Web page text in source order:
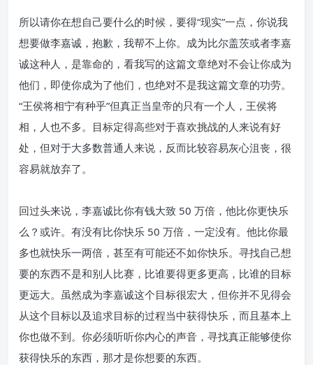
所以请你在想自己要什么的时候，要得“现实”一点，你说我
想要做李嘉诚，抱歉，我帮不上你。成为比尔盖茨或者李嘉
诚这种人，是靠命的，看我写的这篇文章绝对不会让你成为
他们，即使你成为了他们，也绝对不是我这篇文章的功劳。
“王侯将相宁有种乎”但真正当皇帝的只有一个人，王侯将
相，人也不多。目标定得高些对于喜欢挑战的人来说有好
处，但对于大多数普通人来说，反而比较容易灰心沮丧，很
容易就放弃了。
回过头来说，李嘉诚比你有钱大致 50 万倍，他比你更快乐
么？或许。有没有比你快乐 50 万倍，一定没有。他比你最
多也就快乐一两倍，甚至有可能还不如你快乐。寻找自己想
要的东西不是和别人比赛，比谁要得更多更高，比谁的目标
更远大。虽然成为李嘉诚这个目标很宏大，但你并不见得会
从这个目标以及追求目标的过程当中获得快乐，而且基本上
你也做不到。你必须听听你内心的声音，寻找真正能够使你
获得快乐的东西，那才是你想要的东西。